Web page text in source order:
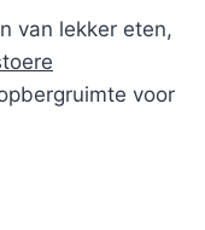
van lekker eten,
voor